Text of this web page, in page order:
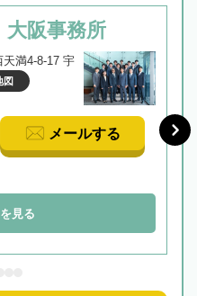
大阪事務所
満4-8-17 宇
図
メールする
見る